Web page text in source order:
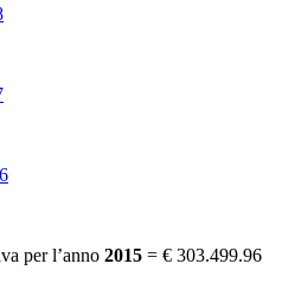
per l’anno 2015 = € 303.499.96